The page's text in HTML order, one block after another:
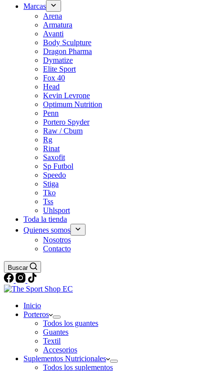
Marcas
Arena
Armatura
Avanti
Body Sculpture
Dragon Pharma
Dymatize
Elite Sport
Fox 40
Head
Kevin Levrone
Optimum Nutrition
Penn
Portero Spyder
Raw / Cbum
Rg
Rinat
Saxofit
Sp Futbol
Speedo
Stiga
Tko
Tss
Uhlsport
Toda la tienda
Quienes somos
Nosotros
Contacto
Buscar
Inicio
Porteros
Todos los guantes
Guantes
Textil
Accesorios
Suplementos Nutricionales
Todos los suplementos